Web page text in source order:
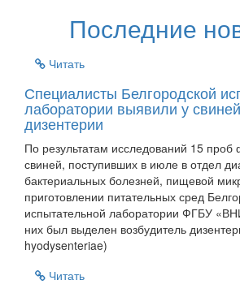
Последние
Читать
Специалисты Белгородской
лаборатории выявили у
дизентерии
По результатам исследований 15 проб
свиней, поступивших в июле в отдел
бактериальных болезней, пищевой
приготовлении питательных сред
испытательной лаборатории ФГБУ
них был выделен возбудитель
hyodysenteriae)
Читать